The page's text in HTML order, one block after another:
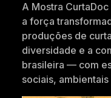
A Mostra
a força
produções de
diversidade e a
brasileira — com
sociais, ambientais